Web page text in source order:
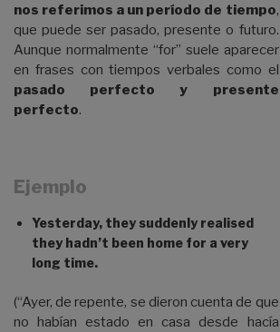
nos referimos a un período de tiempo,
que puede ser pasado, presente o futuro.
Aunque normalmente “for” suele aparecer
en frases con tiempos verbales como el
pasado perfecto y presente
perfecto.
Ejemplo
Yesterday, they suddenly realised
they hadn’t been home for a very
long time.
(“Ayer, de repente, se dieron cuenta de que
no habían estado en casa desde hacía